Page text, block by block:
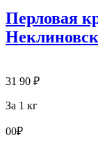
Перловая
31 90 ₽
За 1 кг
00₽